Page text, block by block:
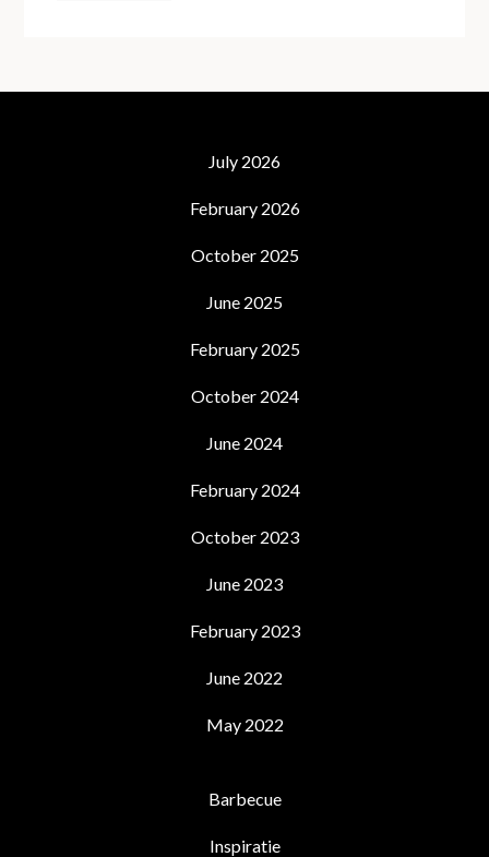
July 2026
February 2026
October 2025
June 2025
February 2025
October 2024
June 2024
February 2024
October 2023
June 2023
February 2023
June 2022
May 2022
Barbecue
Inspiratie